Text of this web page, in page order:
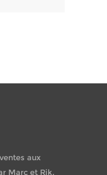
aux
Marc et Rik.